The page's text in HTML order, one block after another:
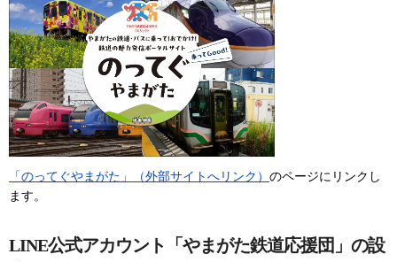
「のってぐやまがた」（外部サイトへリンク） のページにリンクし
ます。
LINE公式アカウント「やまがた鉄道応援団」の設